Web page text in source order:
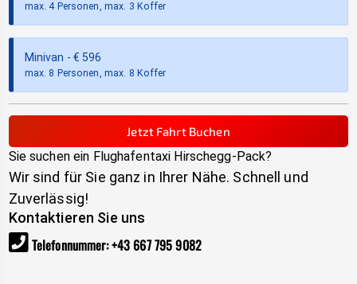
max. 4 Personen, max. 3 Koffer
Minivan - € 596
max. 8 Personen, max. 8 Koffer
Jetzt Fahrt Buchen
Sie suchen ein Flughafentaxi Hirschegg-Pack?
Wir sind für Sie ganz in Ihrer Nähe. Schnell und
Zuverlässig!
Kontaktieren Sie uns
Telefonnummer:+43 667 795 9082